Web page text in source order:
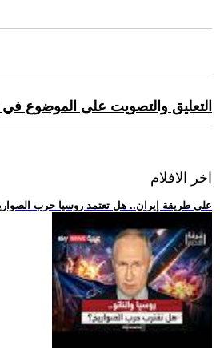
التعليق والتصويت على الموضوع في
اخر الافلام
.. على طريقة إيران.. هل تعتمد روسيا حرب